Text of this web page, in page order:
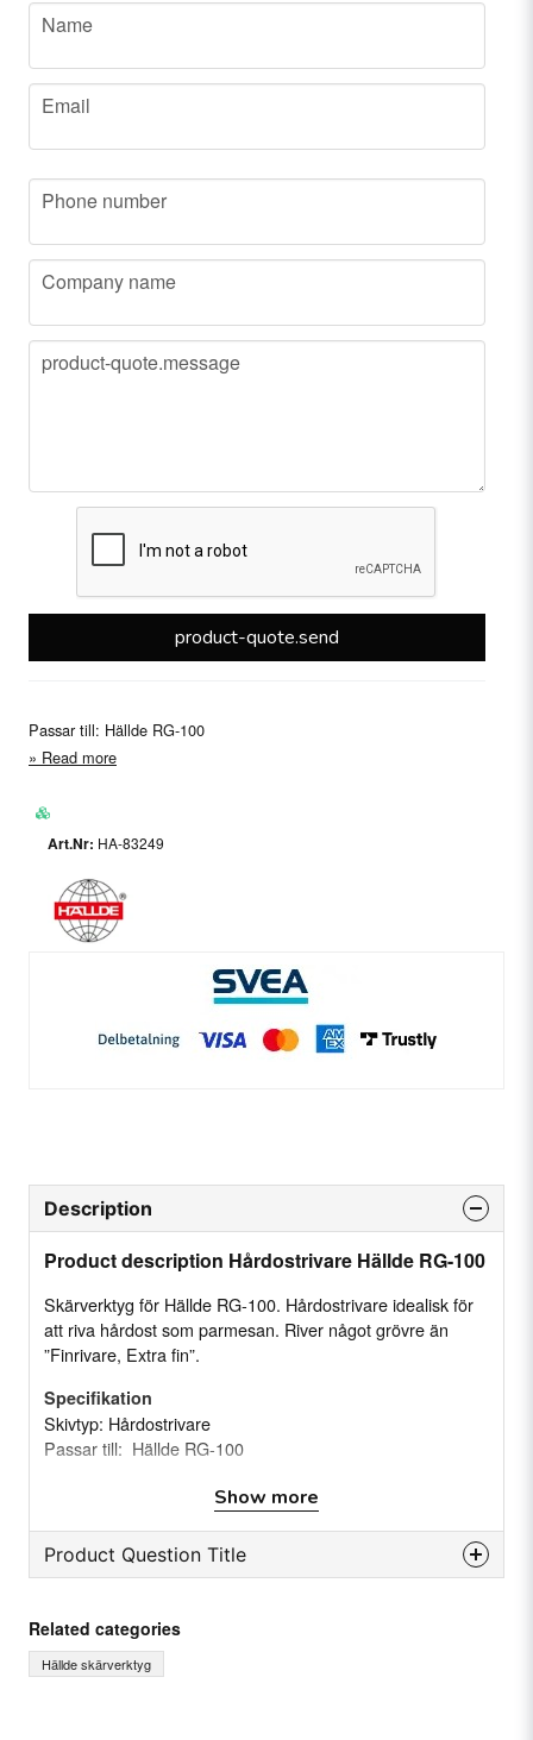
name
Name
email
Email
phone
Phone number
company
Company name
message
product-quote.message
product-quote.send
Passar till: Hällde RG-100
Read more
HA-83249
Description
Product description Hårdostrivare Hällde RG-100
Skärverktyg för Hällde RG-100. Hårdostrivare idealisk för
att riva hårdost som parmesan. River något grövre än
”Finrivare, Extra fin”.
Specifikation
Skivtyp: Hårdostrivare
Passar till: Hällde RG-100
Show more
Product Question Title
Ask us something about this product...
Related categories
Hällde skärverktyg